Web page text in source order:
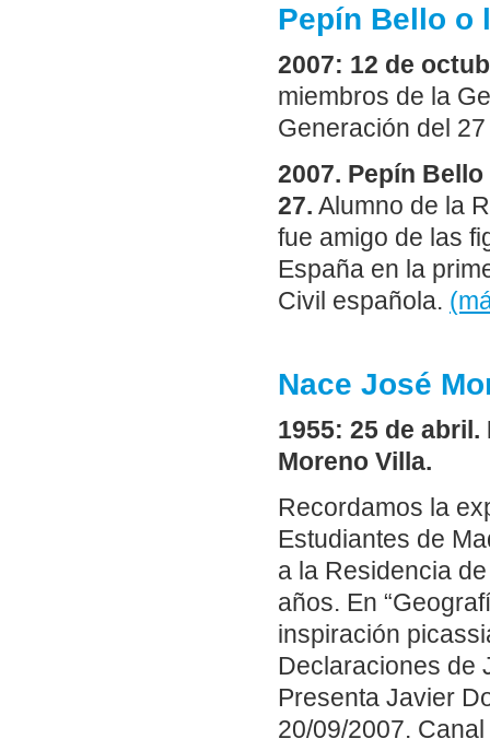
Pepín Bello o
2007: 12 de
miembros de la
Generación del
2007. Pepín
27. Alumno de la
fue amigo de las
España en la
Civil española.
Nace José
1955: 25 de
Moreno Villa.
Recordamos la
Estudiantes de
a la Residencia
años. En
inspiración
Declaraciones de
Presenta Javier
20/09/2007.